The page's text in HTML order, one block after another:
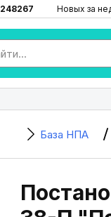
248267 Новых за
База НПА